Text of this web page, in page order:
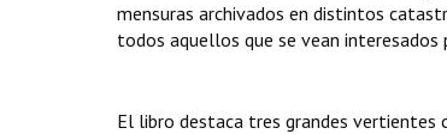
mensuras archivados en distintos
todos aquellos que se vean
El libro destaca tres grandes vertientes